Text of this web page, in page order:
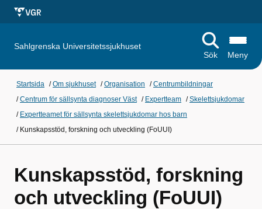
Sahlgrenska Universitetssjukhuset
Sök
Meny
Startsida /Om sjukhuset /Organisation /Centrumbildningar
/Centrum för sällsynta diagnoser Väst / Expertteam /Skelettsjukdomar
/ Expertteamet för sällsynta skelettsjukdomar hos barn
/ Kunskapsstöd, forskning och utveckling (FoUUI)
Kunskapsstöd, forskning
och utveckling (FoUUI)